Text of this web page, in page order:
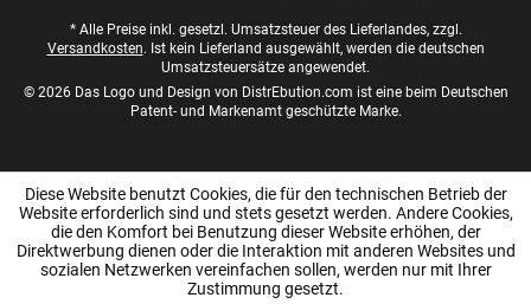
* Alle Preise inkl. gesetzl. Umsatzsteuer des Lieferlandes, zzgl.
Versandkosten. Ist kein Lieferland ausgewählt, werden die deutschen
Umsatzsteuersätze angewendet.
© 2026 Das Logo und Design von DistrEbution.com ist eine beim Deutschen
Patent- und Markenamt geschützte Marke.
Diese Website benutzt Cookies, die für den technischen Betrieb der
Website erforderlich sind und stets gesetzt werden. Andere Cookies,
die den Komfort bei Benutzung dieser Website erhöhen, der
Direktwerbung dienen oder die Interaktion mit anderen Websites und
sozialen Netzwerken vereinfachen sollen, werden nur mit Ihrer
Zustimmung gesetzt.